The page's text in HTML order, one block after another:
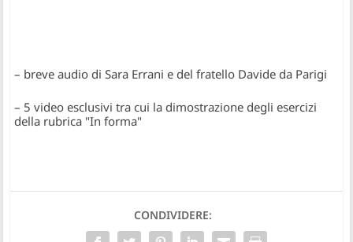
– breve audio di Sara Errani e del fratello Davide da Parigi
– 5 video esclusivi tra cui la dimostrazione degli esercizi
della rubrica "In forma"
CONDIVIDERE: